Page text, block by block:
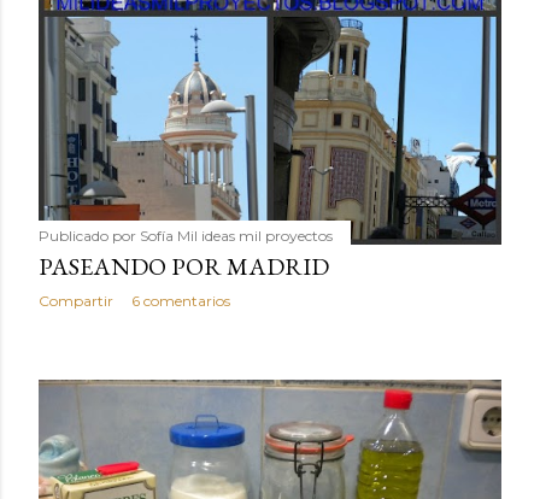
Publicado por Sofía Mil ideas mil proyectos
PASEANDO POR MADRID
Compartir 6 comentarios